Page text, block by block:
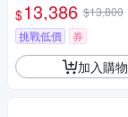
$13,386 $13,800
挑戰低價
券
加入購